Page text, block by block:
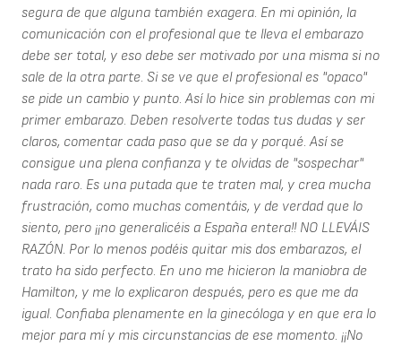
segura de que alguna también exagera. En mi opinión, la
comunicación con el profesional que te lleva el embarazo
debe ser total, y eso debe ser motivado por una misma si no
sale de la otra parte. Si se ve que el profesional es "opaco"
se pide un cambio y punto. Así lo hice sin problemas con mi
primer embarazo. Deben resolverte todas tus dudas y ser
claros, comentar cada paso que se da y porqué. Así se
consigue una plena confianza y te olvidas de "sospechar"
nada raro. Es una putada que te traten mal, y crea mucha
frustración, como muchas comentáis, y de verdad que lo
siento, pero ¡¡no generalicéis a España entera!! NO LLEVÁIS
RAZÓN. Por lo menos podéis quitar mis dos embarazos, el
trato ha sido perfecto. En uno me hicieron la maniobra de
Hamilton, y me lo explicaron después, pero es que me da
igual. Confiaba plenamente en la ginecóloga y en que era lo
mejor para mí y mis circunstancias de ese momento. ¡¡No